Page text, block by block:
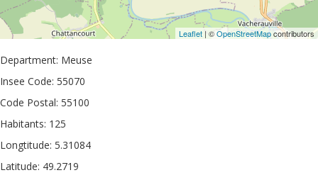
Leaflet | ©OpenStreetMapcontributors
Department: Meuse
Insee Code: 55070
Code Postal: 55100
Habitants: 125
Longtitude: 5.31084
Latitude: 49.2719